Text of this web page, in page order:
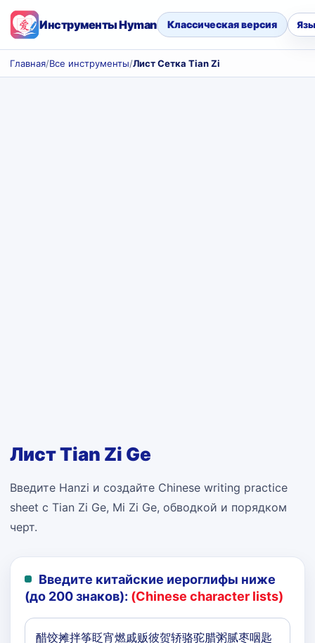
Инструменты Hyman Классическая версия
Главная/Все инструменты/Лист Сетка Tian Zi
Лист Tian Zi Ge
Введите Hanzi и создайте Chinese writing practice
sheet с Tian Zi Ge, Mi Zi Ge, обводкой и порядком
черт.
Введите китайские иероглифы ниже
(до 200 знаков): (Chinese character lists)